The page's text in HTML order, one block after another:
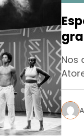
Nos